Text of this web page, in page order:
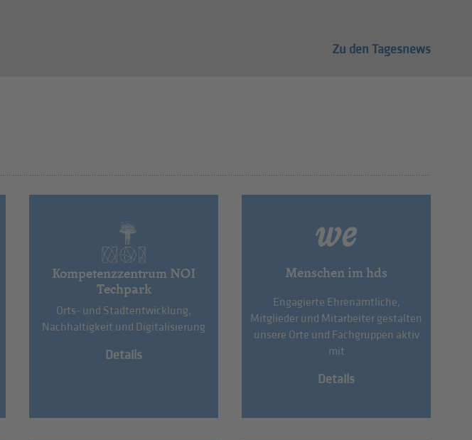
Zu den Tagesnews
Kompetenzzentrum NOI
Techpark
Orts- und Stadtentwicklung,
Nachhaltigkeit und Digitalisierung
Details
Menschen im hds
Engagierte Ehrenamtliche,
Mitglieder und Mitarbeiter gestalten
unsere Orte und Fachgruppen aktiv
mit
Details